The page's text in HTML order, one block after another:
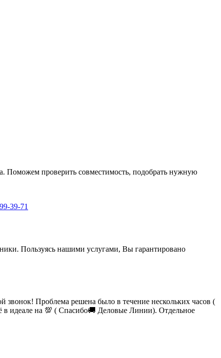
Поможем проверить совместимость, подобрать нужную
39-71
Пользуясь нашими услугами, Вы гарантировано
Проблема решена было в течение нескольких часов (
в идеале на 💯 ( Спасибо🚚 Деловые Линии). Отдельное